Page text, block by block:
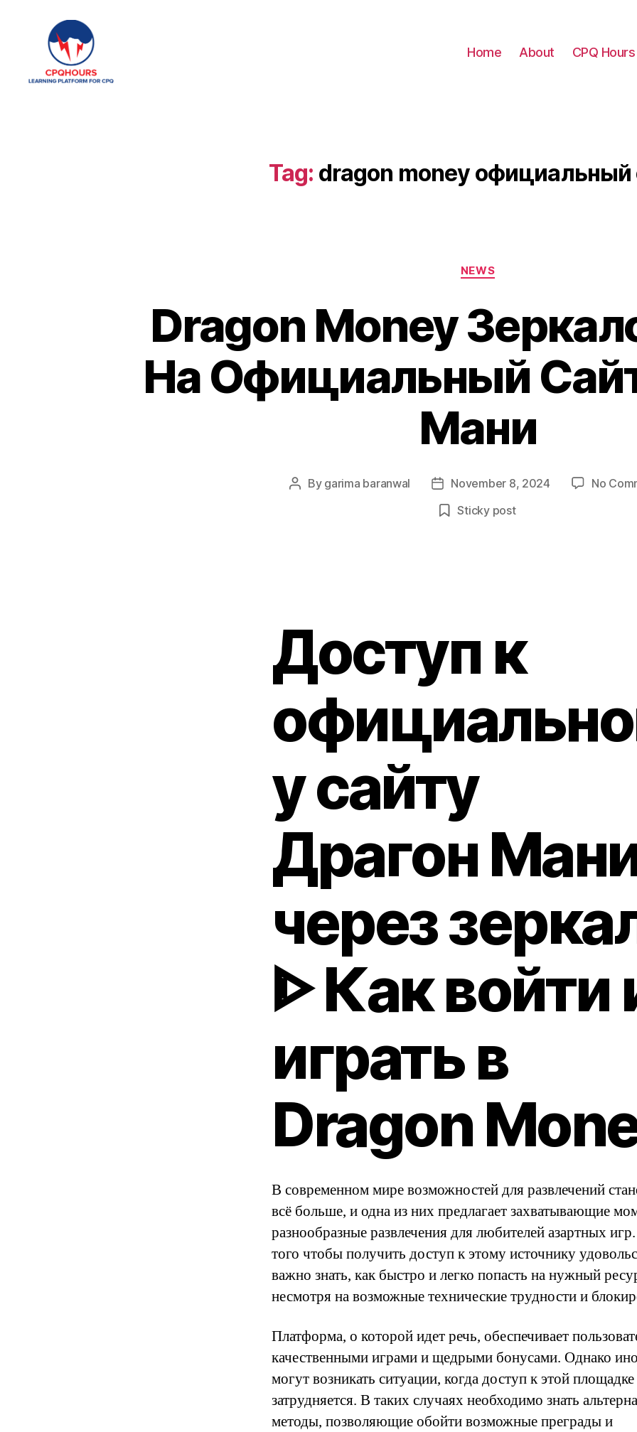
Home About CPQ Hours
Tag: dragon money официальный
Categories
NEWS
Dragon Money
На Официальный
Мани
Post
By garima baranwal
Post
date
November 8, 2024 No
Sticky post
Доступ к
у сайту
Драгон
через
ᐈ Как войти
играть в
Dragon
В современном мире возможностей для развлечений
всё больше, и одна из них предлагает захватывающие
разнообразные развлечения для любителей азартных
того чтобы получить доступ к этому источнику
важно знать, как быстро и легко попасть на нужный
несмотря на возможные технические трудности и
Платформа, о которой идет речь, обеспечивает
качественными играми и щедрыми бонусами. Однако
могут возникать ситуации, когда доступ к этой площадке
затрудняется. В таких случаях необходимо знать
методы, позволяющие обойти возможные преграды и